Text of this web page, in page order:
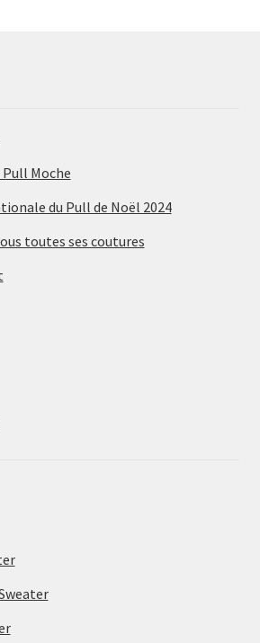
Pull Moche
du Pull de Noël 2024
toutes ses coutures